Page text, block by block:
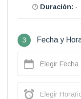
Duración: -
3 Fecha y